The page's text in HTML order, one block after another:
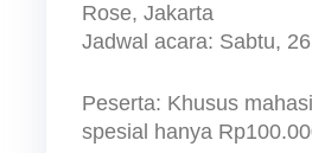
Rose, Jakarta
Jadwal acara: Sabtu,
Peserta: Khusus
spesial hanya